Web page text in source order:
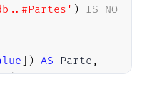
) IS NOT
] ) AS Parte ,
(PARTITION BY A.